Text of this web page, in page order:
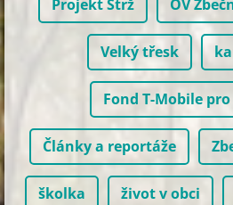
Projekt Strž OV
Velký třesk
Fond T-Mobile
Články a reportáže
školka život v obci